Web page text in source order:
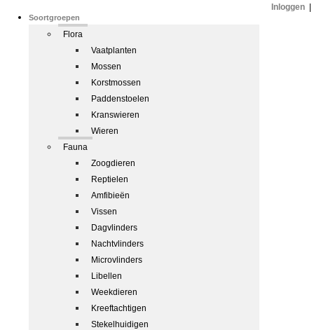
Soortgroepen
Flora
Vaatplanten
Mossen
Korstmossen
Paddenstoelen
Kranswieren
Wieren
Fauna
Zoogdieren
Reptielen
Amfibieën
Vissen
Dagvlinders
Nachtvlinders
Microvlinders
Libellen
Weekdieren
Kreeftachtigen
Stekelhuidigen
Inloggen